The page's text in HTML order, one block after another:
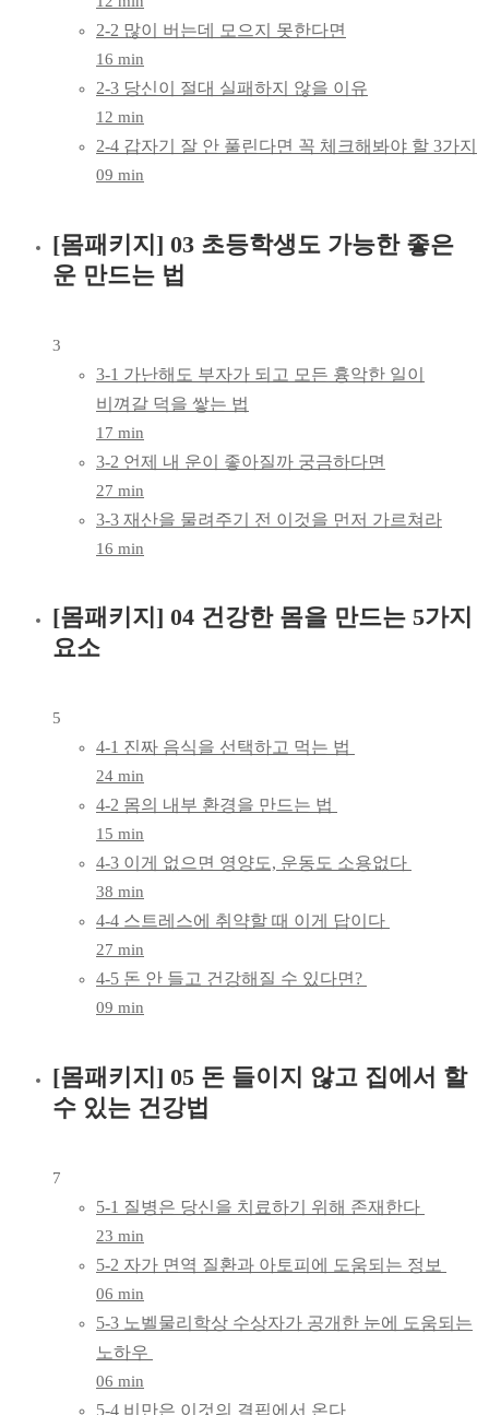
2-2 많이 버는데 모으지 못한다면
16 min
2-3 당신이 절대 실패하지 않을 이유
12 min
2-4 갑자기 잘 안 풀린다면 꼭 체크해봐야 할 3가지
09 min
[몸패키지] 03 초등학생도 가능한 좋은
운 만드는 법
3
3-1 가난해도 부자가 되고 모든 흉악한 일이
비껴갈 덕을 쌓는 법
17 min
3-2 언제 내 운이 좋아질까 궁금하다면
27 min
3-3 재산을 물려주기 전 이것을 먼저 가르쳐라
16 min
[몸패키지] 04 건강한 몸을 만드는 5가지
요소
5
4-1 진짜 음식을 선택하고 먹는 법
24 min
4-2 몸의 내부 환경을 만드는 법
15 min
4-3 이게 없으면 영양도, 운동도 소용없다
38 min
4-4 스트레스에 취약할 때 이게 답이다
27 min
4-5 돈 안 들고 건강해질 수 있다면?
09 min
[몸패키지] 05 돈 들이지 않고 집에서 할
수 있는 건강법
7
5-1 질병은 당신을 치료하기 위해 존재한다
23 min
5-2 자가 면역 질환과 아토피에 도움되는 정보
06 min
5-3 노벨물리학상 수상자가 공개한 눈에 도움되는
노하우
06 min
5-4 비만은 이것의 결핍에서 온다